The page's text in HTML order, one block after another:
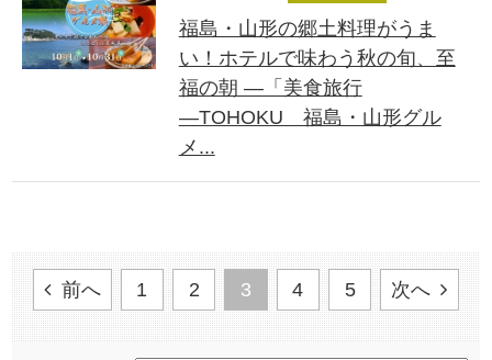
福島・山形の郷土料理がうま
い！ホテルで味わう秋の旬、至
福の朝 ―「美食旅行
―TOHOKU 福島・山形グル
メ...
前へ 1 2 3 4 5 次へ